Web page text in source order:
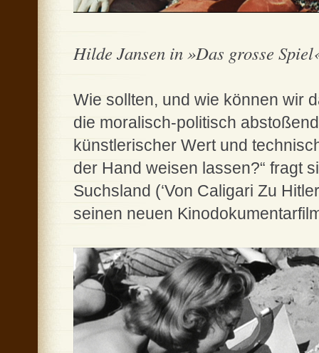
Hilde Jansen in »Das grosse
Wie sollten, und wie können wir
die moralisch-politisch
künstlerischer Wert und
der Hand weisen lassen?“ fragt
Suchsland (‘Von Caligari Zu
seinen neuen